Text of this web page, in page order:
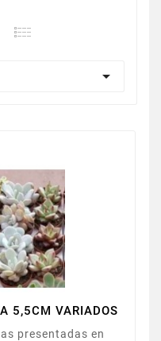

5,5CM VARIADOS
presentadas en